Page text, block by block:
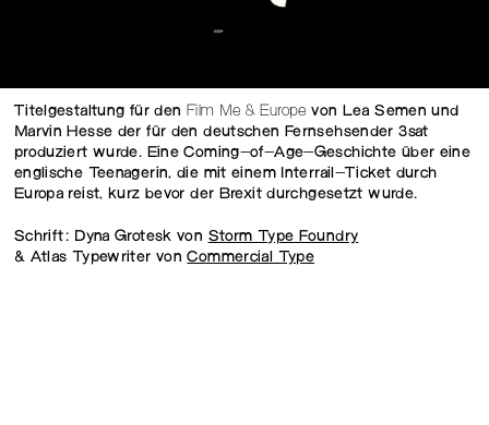
Titelgestaltung für den Film Me & Europe von Lea Semen und
Marvin Hesse der für den deutschen Fernsehsender 3sat
produziert wurde. Eine Coming-of-Age-Geschichte über eine
englische Teenagerin, die mit einem Interrail-Ticket durch
Europa reist, kurz bevor der Brexit durchgesetzt wurde.
Schrift: Dyna Grotesk von Storm Type Foundry
& Atlas Typewriter vonCommercial Type